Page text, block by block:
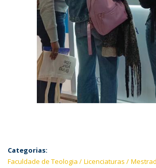
Categorias:
Faculdade de Teologia
Licenciaturas